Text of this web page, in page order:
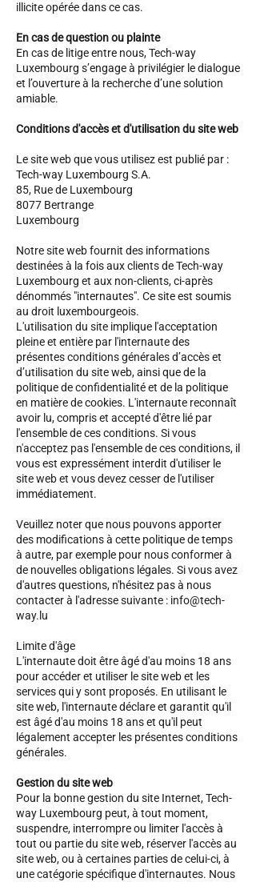
illicite opérée dans ce cas.
En cas de question ou plainte
En cas de litige entre nous, Tech-way
Luxembourg s’engage à privilégier le dialogue
et l’ouverture à la recherche d’une solution
amiable.
Conditions d'accès et d'utilisation du site web
Le site web que vous utilisez est publié par :
Tech-way Luxembourg S.A.
85, Rue de Luxembourg
8077 Bertrange
Luxembourg
Notre site web fournit des informations
destinées à la fois aux clients de Tech-way
Luxembourg et aux non-clients, ci-après
dénommés "internautes". Ce site est soumis
au droit luxembourgeois.
L'utilisation du site implique l'acceptation
pleine et entière par l'internaute des
présentes conditions générales d’accès et
d’utilisation du site web, ainsi que de la
politique de confidentialité et de la politique
en matière de cookies. L'internaute reconnaît
avoir lu, compris et accepté d'être lié par
l'ensemble de ces conditions. Si vous
n'acceptez pas l'ensemble de ces conditions, il
vous est expressément interdit d'utiliser le
site web et vous devez cesser de l'utiliser
immédiatement.
Veuillez noter que nous pouvons apporter
des modifications à cette politique de temps
à autre, par exemple pour nous conformer à
de nouvelles obligations légales. Si vous avez
d'autres questions, n'hésitez pas à nous
contacter à l'adresse suivante : info@tech-
way.lu
Limite d'âge
L'internaute doit être âgé d'au moins 18 ans
pour accéder et utiliser le site web et les
services qui y sont proposés. En utilisant le
site web, l'internaute déclare et garantit qu'il
est âgé d'au moins 18 ans et qu'il peut
légalement accepter les présentes conditions
générales.
Gestion du site web
Pour la bonne gestion du site Internet, Tech-
way Luxembourg peut, à tout moment,
suspendre, interrompre ou limiter l'accès à
tout ou partie du site web, réserver l'accès au
site web, ou à certaines parties de celui-ci, à
une catégorie spécifique d'internautes. Nous